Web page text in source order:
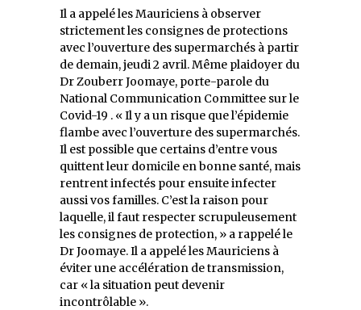
Il a appelé les Mauriciens à observer
strictement les consignes de protections
avec l’ouverture des supermarchés à partir
de demain, jeudi 2 avril. Même plaidoyer du
Dr Zouberr Joomaye, porte-parole du
National Communication Committee sur le
Covid-19 . « Il y a un risque que l’épidemie
flambe avec l’ouverture des supermarchés.
Il est possible que certains d’entre vous
quittent leur domicile en bonne santé, mais
rentrent infectés pour ensuite infecter
aussi vos familles. C’est la raison pour
laquelle, il faut respecter scrupuleusement
les consignes de protection, » a rappelé le
Dr Joomaye. Il a appelé les Mauriciens à
éviter une accélération de transmission,
car « la situation peut devenir
incontrôlable ».